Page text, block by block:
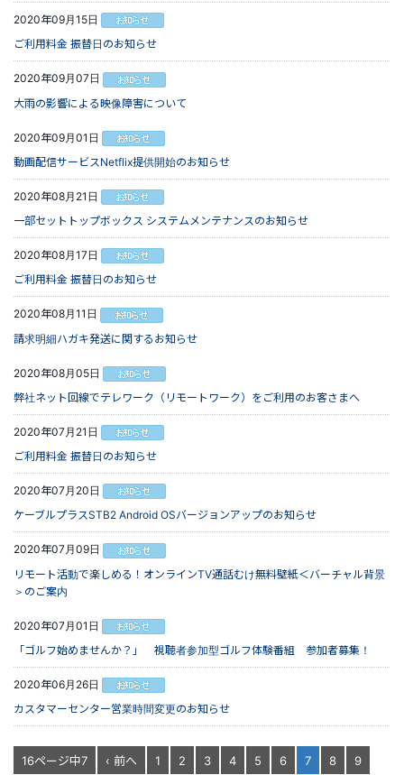
2020年09月15日
ご利用料金 振替日のお知らせ
2020年09月07日
大雨の影響による映像障害について
2020年09月01日
動画配信サービスNetflix提供開始のお知らせ
2020年08月21日
一部セットトップボックス システムメンテナンスのお知らせ
2020年08月17日
ご利用料金 振替日のお知らせ
2020年08月11日
請求明細ハガキ発送に関するお知らせ
2020年08月05日
弊社ネット回線でテレワーク（リモートワーク）をご利用のお客さまへ
2020年07月21日
ご利用料金 振替日のお知らせ
2020年07月20日
ケーブルプラスSTB2 Android OSバージョンアップのお知らせ
2020年07月09日
リモート活動で楽しめる！オンラインTV通話むけ無料壁紙＜バーチャル背景
＞のご案内
2020年07月01日
「ゴルフ始めませんか？」 視聴者参加型ゴルフ体験番組 参加者募集！
2020年06月26日
カスタマーセンター営業時間変更のお知らせ
16ページ中7 ‹ 前へ 1 2 3 4 5 6 7 8 9